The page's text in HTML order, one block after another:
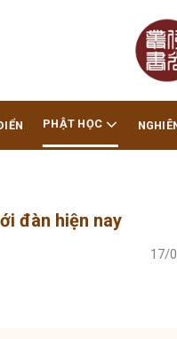
PHẬT HỌC
đàn hiện nay
17/